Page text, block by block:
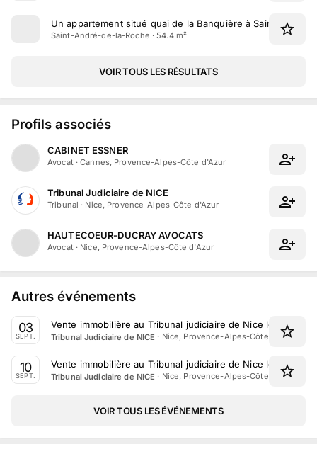
Un appartement situé quai de la Banquière à Saint-André-
Saint-André-de-la-Roche · 54.4 m²
VOIR TOUS LES RÉSULTATS
Profils associés
CABINET ESSNER
Avocat·Cannes, Provence-Alpes-Côte d'Azur
Tribunal Judiciaire de NICE
Tribunal · Nice, Provence-Alpes-Côte d'Azur
HAUTECOEUR-DUCRAY AVOCATS
Avocat· Nice, Provence-Alpes-Côte d'Azur
Autres événements
03
SEPT.
Vente immobilière au Tribunal judiciaire de Nice le 3
Tribunal Judiciaire de NICE · Nice, Provence-Alpes-Côte d'Azur
10
SEPT.
Vente immobilière au Tribunal judiciaire de Nice le 10
Tribunal Judiciaire de NICE · Nice, Provence-Alpes-Côte d'Azur
VOIR TOUS LES ÉVÉNEMENTS